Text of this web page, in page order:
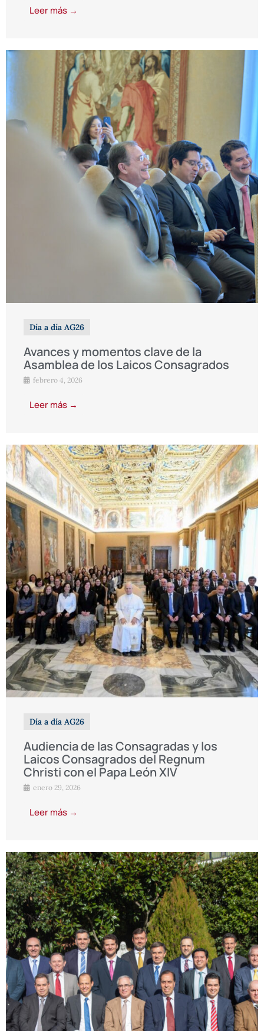
Leer más →
Día a día AG26
Avances y momentos clave de la
Asamblea de los Laicos Consagrados
febrero 4, 2026
Leer más →
Día a día AG26
Audiencia de las Consagradas y los
Laicos Consagrados del Regnum
Christi con el Papa León XIV
enero 29, 2026
Leer más →